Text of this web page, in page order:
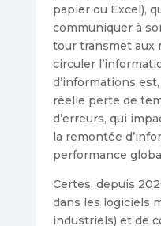
papier ou Excel),
communiquer à
tour transmet aux
circuler
d’informations
réelle perte de
d’erreurs, qui
la remontée
performance
Certes, depuis
dans les logiciels
industriels) et de